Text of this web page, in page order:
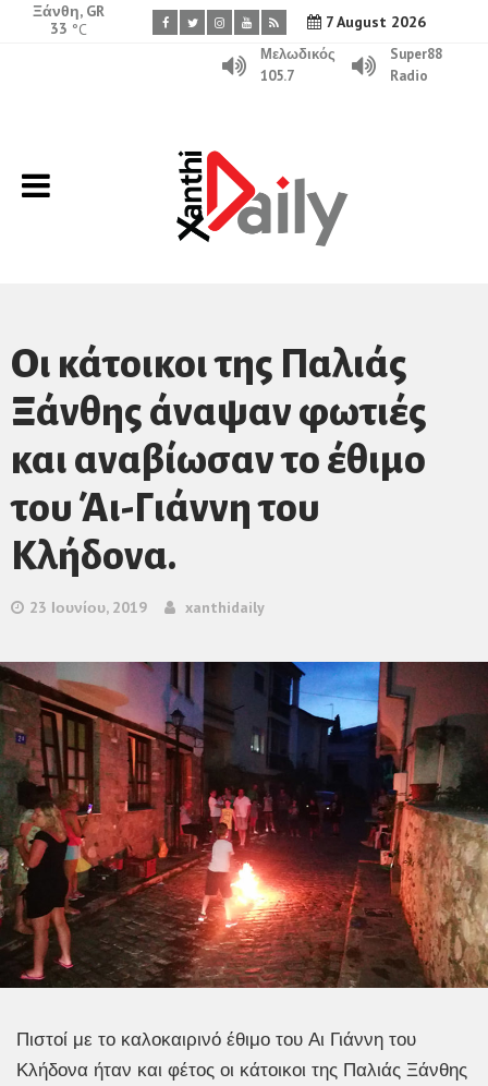
7 August 2026
Ξάνθη, GR
33 °C
Μελωδικός
105.7
Super88
Radio
Οι κάτοικοι της Παλιάς
Ξάνθης άναψαν φωτιές
και αναβίωσαν το έθιμο
του Άι-Γιάννη του
Κλήδονα.
23 Ιουνίου, 2019 xanthidaily
Πιστοί με το καλοκαιρινό έθιμο του Αι Γιάννη του
Κλήδονα ήταν και φέτος οι κάτοικοι της Παλιάς Ξάνθης